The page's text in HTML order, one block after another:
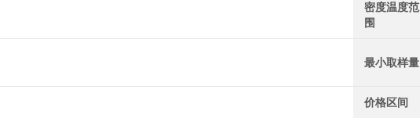
密度温度范
围
最小取样量
价格区间